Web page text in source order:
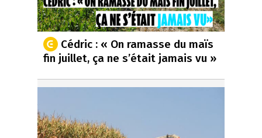
Cédric : « On ramasse du maïs
fin juillet, ça ne s’était jamais vu »